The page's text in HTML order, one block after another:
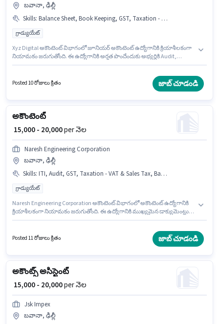
బవానా, ఢిల్లీ
Skills: Balance Sheet, Book Keeping, GST, Taxation - VAT & Sales Tax, Tax Returns, Tally, MS Excel, Audit
గ్రాడ్యుయేట్
Xyz Digital అకౌంటెంట్ విభాగంలో జూనియర్ అకౌంటెంట్ ఉద్యోగానికి క్రియాశీలకంగా
నియామకం జరుగుతోంది. ఈ ఉద్యోగానికి అర్హత పొందేందుకు అభ్యర్థికి Audit,
ఉద్యోగానికి Fixed జీతం ఇవ్వబడుతుంది. దరఖాస్తుదారులు కనీసం గ్రాడ్యుయేట్ డిగ్రీ
లేదా సర్టిఫికెట్ కలిగి ఉండాలి. ఈ ఉద్యోగం 1 - 3 ఏళ్లు సంవత్సరాల అనుభవం ఉన్న
Posted 10 రోజులు క్రితం జాబ్ చూడండి
అకౌంటెంట్
₹ 15,000 - 20,000per నెల
Naresh Engineering Corporation
బవానా, ఢిల్లీ
Skills: ITI, Audit, GST, Taxation - VAT & Sales Tax, Balance Sheet, PAN Card, Bank Account, Aadhar Card, MS Excel
గ్రాడ్యుయేట్
Naresh Engineering Corporation అకౌంటెంట్ విభాగంలో అకౌంటెంట్ ఉద్యోగానికి
క్రియాశీలకంగా నియామకం జరుగుతోంది. ఈ ఉద్యోగానికి ముఖ్యమైన డాక్యుమెంట్లు
GST, MS Excel, Taxation - VAT & Sales Tax వంటి నైపుణ్యాలు ఉండాలి. ఈ
ఉద్యోగం 1 - 5 ఏళ్లు సంవత్సరాల అనుభవం ఉన్న వారికి కోసం, నెల జీతం ₹20000
Posted 11 రోజులు క్రితం జాబ్ చూడండి
అకౌంట్స్ అసిస్టెంట్
₹ 15,000 - 20,000per నెల
Jsk Impex
బవానా, ఢిల్లీ